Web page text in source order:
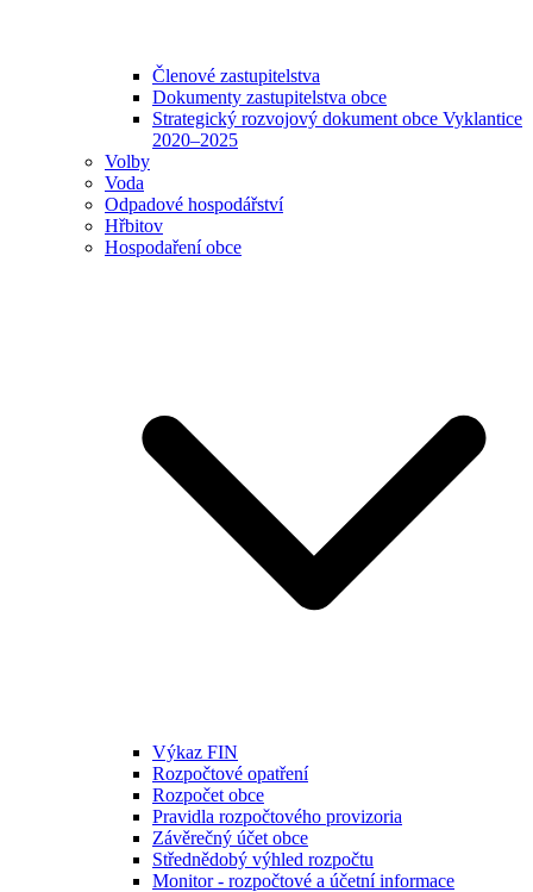
Členové zastupitelstva
Dokumenty zastupitelstva obce
Strategický rozvojový dokument obce Vyklantice
2020–2025
Volby
Voda
Odpadové hospodářství
Hřbitov
Hospodaření obce
Výkaz FIN
Rozpočtové opatření
Rozpočet obce
Pravidla rozpočtového provizoria
Závěrečný účet obce
Střednědobý výhled rozpočtu
Monitor - rozpočtové a účetní informace